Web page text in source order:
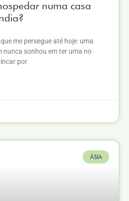
numa casa
me persegue até hoje: uma
nunca sonhou em ter uma no
por
ÁSIA